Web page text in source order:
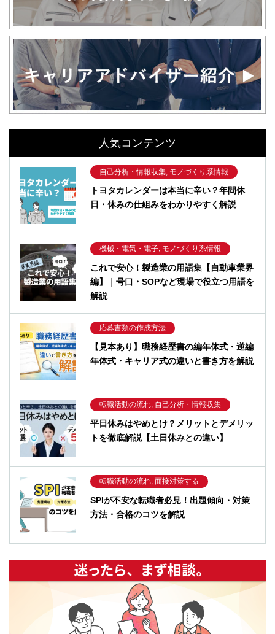
人気コンテンツ
自己分析・情報収集, モノづくり系情報
トヨタカレンダーは本当に辛い？年間休
日・休みの仕組みをわかりやすく解説
機械・電気・電子, モノづくり系情報
これで安心！製造業の用語集【自動車業界
編】｜号口・SOPなど現場で役立つ用語を
解説
応募書類の作成方法
【見本あり】職務経歴書の編年体式・逆編
年体式・キャリア式の違いと書き方を解説
転職活動の流れ, 自己分析・情報収集
平日休みはやめとけ？メリットとデメリッ
トを徹底解説【土日休みとの違い】
転職活動の流れ, 面接対策する
SPIが不安な転職者必見！出題傾向・対策
方法・合格のコツを解説